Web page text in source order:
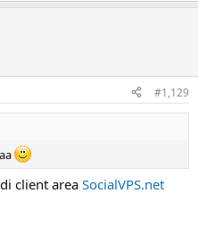
#1,129
client area SocialVPS.net